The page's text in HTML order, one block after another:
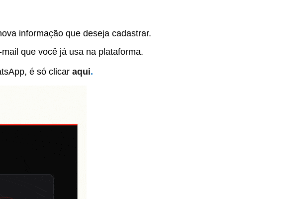
informação que deseja cadastrar.
que você já usa na plataforma.
é só clicar aqui.